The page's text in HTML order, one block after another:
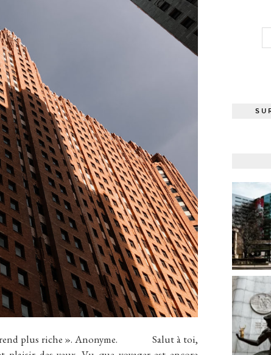
rend plus riche ». Anonyme. Salut à toi,